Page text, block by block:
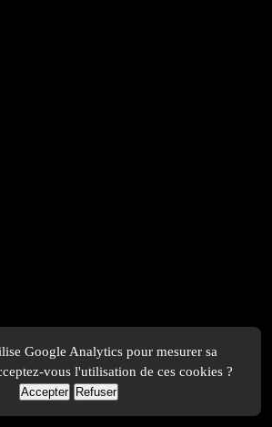
Google Analytics pour mesurer sa
vous l'utilisation de ces cookies ?
Accepter Refuser